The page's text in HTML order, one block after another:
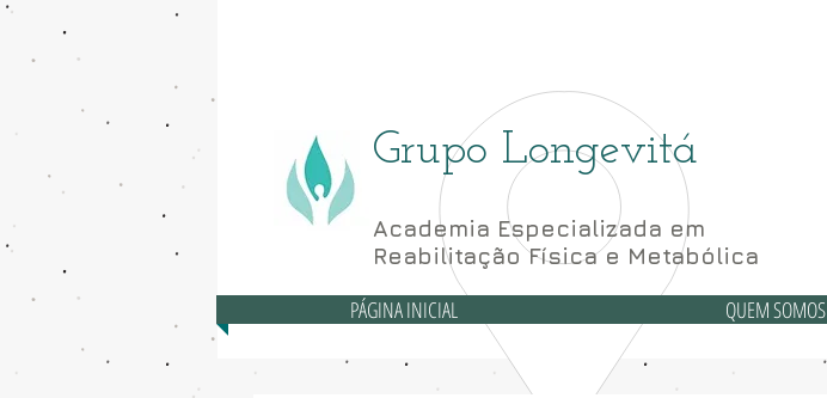
Grupo Longevitá
Academia Especializada em
Reabilitação Física e Metabólica
PÁGINA INICIAL QUEM SOMOS